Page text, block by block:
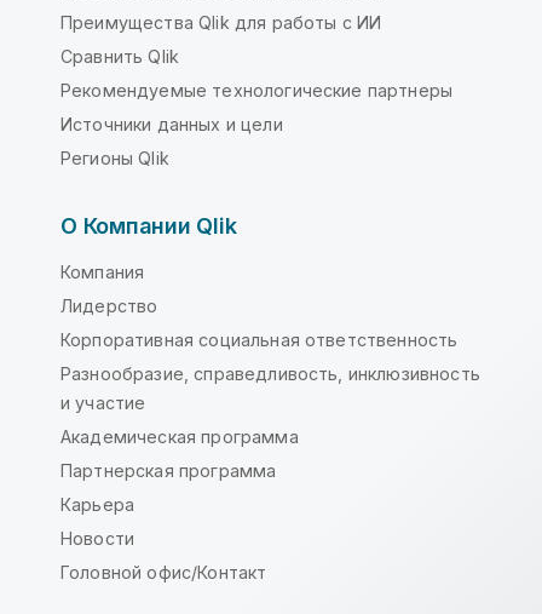
Преимущества Qlik для работы с ИИ
Сравнить Qlik
Рекомендуемые технологические партнеры
Источники данных и цели
Регионы Qlik
О Компании Qlik
Компания
Лидерство
Корпоративная социальная ответственность
Разнообразие, справедливость, инклюзивность
и участие
Академическая программа
Партнерская программа
Карьера
Новости
Головной офис/Контакт